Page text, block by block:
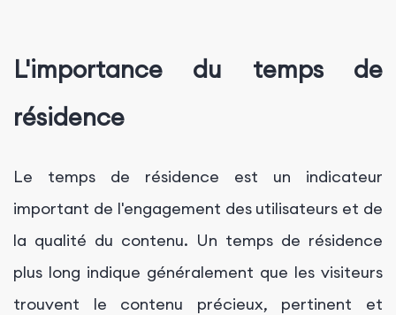
L'importance du temps de
résidence
Le temps de résidence est un indicateur
important de l'engagement des utilisateurs et de
la qualité du contenu. Un temps de résidence
plus long indique généralement que les visiteurs
trouvent le contenu précieux, pertinent et